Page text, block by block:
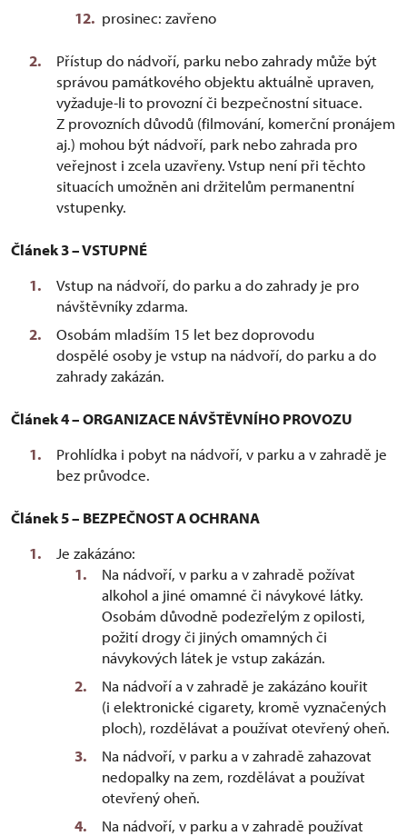
prosinec: zavřeno
Přístup do nádvoří, parku nebo zahrady může být
správou památkového objektu aktuálně upraven,
vyžaduje-li to provozní či bezpečnostní situace.
Z provozních důvodů (filmování, komerční pronájem
aj.) mohou být nádvoří, park nebo zahrada pro
veřejnost i zcela uzavřeny. Vstup není při těchto
situacích umožněn ani držitelům permanentní
vstupenky.
Článek 3 – VSTUPNÉ
Vstup na nádvoří, do parku a do zahrady je pro
návštěvníky zdarma.
Osobám mladším 15 let bez doprovodu
dospělé osoby je vstup na nádvoří, do parku a do
zahrady zakázán.
Článek 4 – ORGANIZACE NÁVŠTĚVNÍHO PROVOZU
Prohlídka i pobyt na nádvoří, v parku a v zahradě je
bez průvodce.
Článek 5 – BEZPEČNOST A OCHRANA
Je zakázáno:
Na nádvoří, v parku a v zahradě požívat
alkohol a jiné omamné či návykové látky.
Osobám důvodně podezřelým z opilosti,
požití drogy či jiných omamných či
návykových látek je vstup zakázán.
Na nádvoří a v zahradě je zakázáno kouřit
(i elektronické cigarety, kromě vyznačených
ploch), rozdělávat a používat otevřený oheň.
Na nádvoří, v parku a v zahradě zahazovat
nedopalky na zem, rozdělávat a používat
otevřený oheň.
Na nádvoří, v parku a v zahradě používat